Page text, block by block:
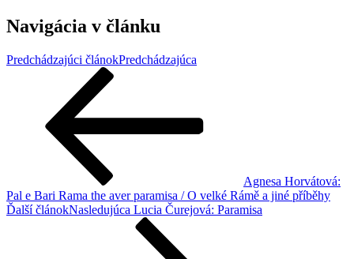
Navigácia v článku
Predchádzajúci článokPredchádzajúca
Agnesa Horvátová:
Pal e Bari Rama the aver paramisa / O velké Rámě a jiné příběhy
Ďalší článokNasledujúca Lucia Čurejová: Paramisa